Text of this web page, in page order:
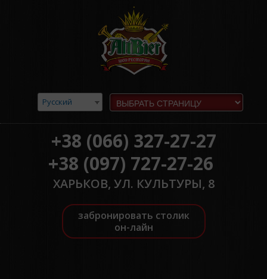
Русский
+38 (066) 327-27-27
+38 (097) 727-27-26
ХАРЬКОВ, УЛ. КУЛЬТУРЫ, 8
забронировать столик
он-лайн